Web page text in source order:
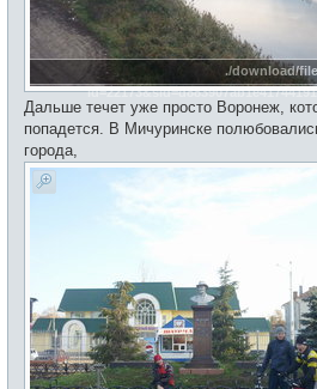
./download/
Дальше течет уже просто Воронеж,
попадется. В Мичуринске
города,